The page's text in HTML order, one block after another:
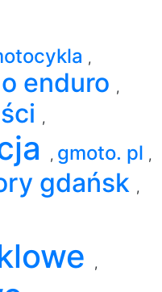
,
enduro ,
,
, gmoto. pl ,
gdańsk ,
,